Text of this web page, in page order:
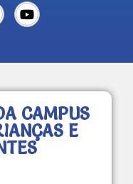
CAMPUS
E